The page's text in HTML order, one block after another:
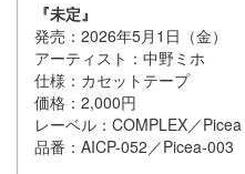
『未定』
発売：2026年5月1日（金）
アーティスト：中野ミホ
仕様：カセットテープ
価格：2,000円
レーベル：COMPLEX／
品番：AICP-052／Picea-003